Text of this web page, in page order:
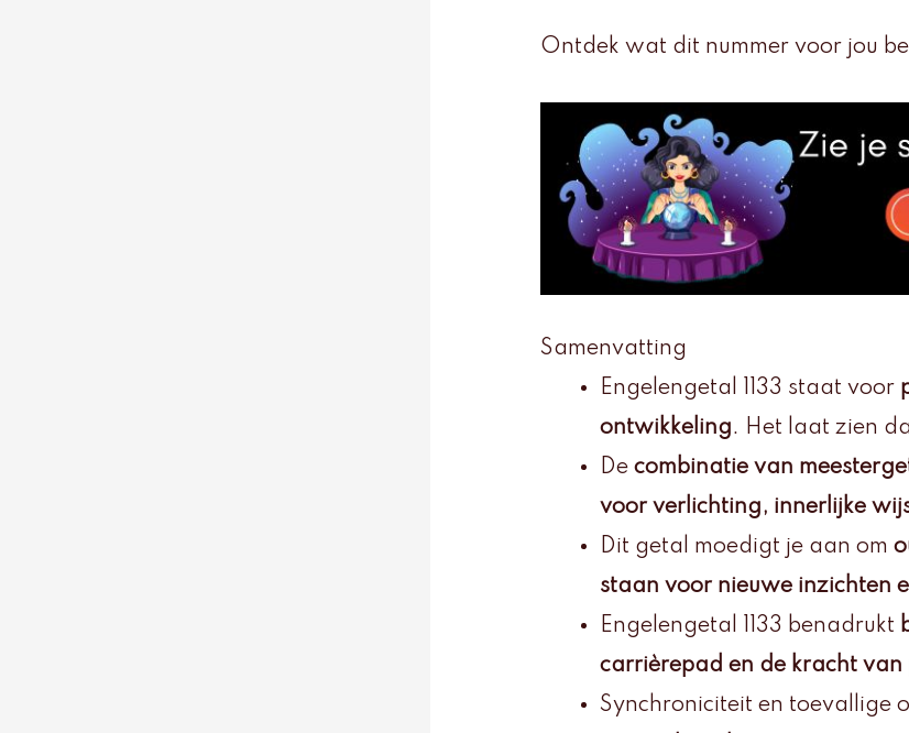
Ontdek wat dit nummer voor jou
Samenvatting
Engelengetal 1133 staat voor
ontwikkeling. Het laat zien
De combinatie van
voor verlichting, innerlijke
Dit getal moedigt je aan om
staan voor nieuwe inzichten
Engelengetal 1133 benadrukt
carrièrepad en de kracht van
Synchroniciteit en toevallige